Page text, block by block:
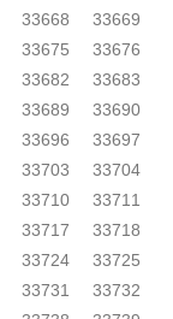
33668
33669
33675
33676
33682
33683
33689
33690
33696
33697
33703
33704
33710
33711
33717
33718
33724
33725
33731
33732